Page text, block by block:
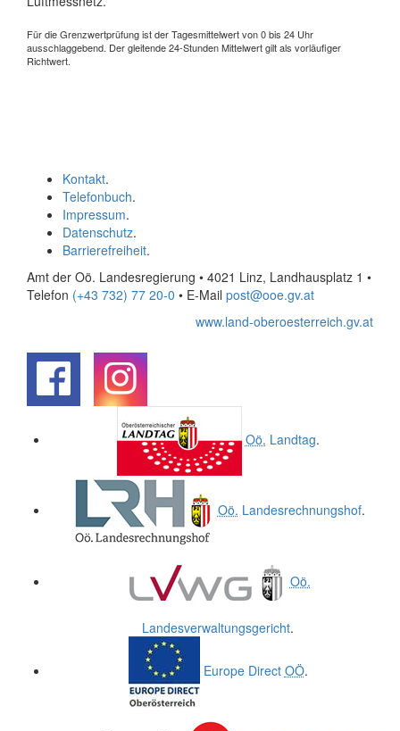
Für die Grenzwertprüfung ist der Tagesmittelwert von 0 bis 24 Uhr
ausschlaggebend. Der gleitende 24-Stunden Mittelwert gilt als vorläufiger
Richtwert.
Kontakt.
Telefonbuch.
Impressum.
Datenschutz.
Barrierefreiheit.
Amt der Oö. Landesregierung • 4021 Linz, Landhausplatz 1 •
Telefon (+43 732) 77 20-0 • E-Mail post@ooe.gv.at
www.land-oberoesterreich.gv.at
Oö. Landtag.
Oö. Landesrechnungshof.
Oö.
Landesverwaltungsgericht.
Europe Direct OÖ.